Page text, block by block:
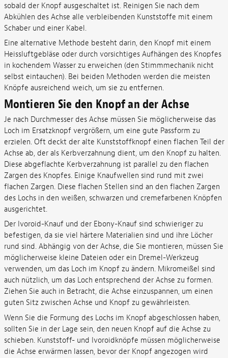
sobald der Knopf ausgeschaltet ist. Reinigen Sie nach dem
Abkühlen des Achse alle verbleibenden Kunststoffe mit einem
Schaber und einer Kabel.
Eine alternative Methode besteht darin, den Knopf mit einem
Heissluftgebläse oder durch vorsichtiges Aufhängen des Knopfes
in kochendem Wasser zu erweichen (den Stimmmechanik nicht
selbst eintauchen). Bei beiden Methoden werden die meisten
Knöpfe ausreichend weich, um sie zu entfernen.
Montieren Sie den Knopf an der Achse
Je nach Durchmesser des Achse müssen Sie möglicherweise das
Loch im Ersatzknopf vergrößern, um eine gute Passform zu
erzielen. Oft deckt der alte Kunststoffknopf einen flachen Teil der
Achse ab, der als Kerbverzahnung dient, um den Knopf zu halten.
Diese abgeflachte Kerbverzahnung ist parallel zu den flachen
Zargen des Knopfes. Einige Knaufwellen sind rund mit zwei
flachen Zargen. Diese flachen Stellen sind an den flachen Zargen
des Lochs in den weißen, schwarzen und cremefarbenen Knöpfen
ausgerichtet.
Der Ivoroid-Knauf und der Ebony-Knauf sind schwieriger zu
befestigen, da sie viel härtere Materialien sind und ihre Löcher
rund sind. Abhängig von der Achse, die Sie montieren, müssen Sie
möglicherweise kleine Dateien oder ein Dremel-Werkzeug
verwenden, um das Loch im Knopf zu ändern. Mikromeißel sind
auch nützlich, um das Loch entsprechend der Achse zu formen.
Ziehen Sie auch in Betracht, die Achse einzuspannen, um einen
guten Sitz zwischen Achse und Knopf zu gewährleisten.
Wenn Sie die Formung des Lochs im Knopf abgeschlossen haben,
sollten Sie in der Lage sein, den neuen Knopf auf die Achse zu
schieben. Kunststoff- und Ivoroidknöpfe müssen möglicherweise
die Achse erwärmen lassen, bevor der Knopf angezogen wird